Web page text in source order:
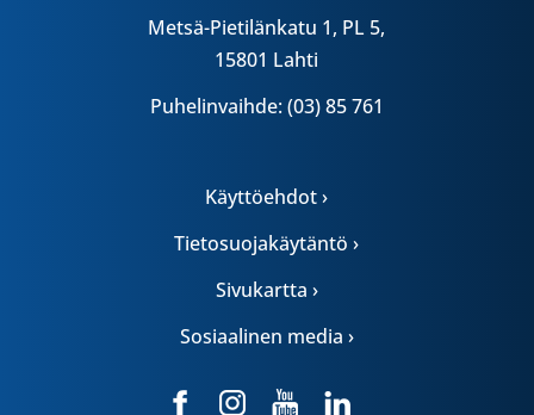
Metsä-Pietilänkatu 1, PL 5,
15801 Lahti
Puhelinvaihde: (03) 85 761
Käyttöehdot ›
Tietosuojakäytäntö ›
Sivukartta ›
Sosiaalinen media ›